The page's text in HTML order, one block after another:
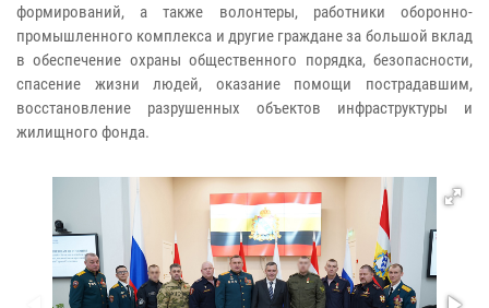
формирований, а также волонтеры, работники оборонно-
промышленного комплекса и другие граждане за большой вклад
в обеспечение охраны общественного порядка, безопасности,
спасение жизни людей, оказание помощи пострадавшим,
восстановление разрушенных объектов инфраструктуры и
жилищного фонда.